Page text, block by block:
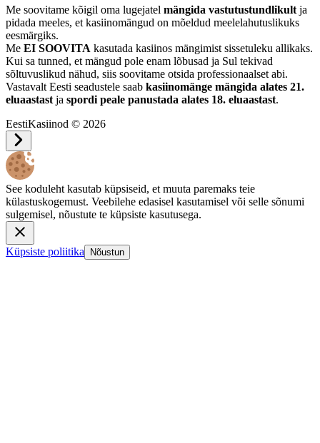
Me soovitame kõigil oma lugejatel mängida vastutustundlikult ja
pidada meeles, et kasiinomängud on mõeldud meelelahutuslikuks
eesmärgiks.
Me EI SOOVITA kasutada kasiinos mängimist sissetuleku allikaks.
Kui sa tunned, et mängud pole enam lõbusad ja Sul tekivad
sõltuvuslikud nähud, siis soovitame otsida professionaalset abi.
Vastavalt Eesti seadustele saab kasiinomänge mängida alates 21.
eluaastast ja spordi peale panustada alates 18. eluaastast.
EestiKasiinod © 2026
See koduleht kasutab küpsiseid, et muuta paremaks teie
külastuskogemust. Veebilehe edasisel kasutamisel või selle sõnumi
sulgemisel, nõustute te küpsiste kasutusega.
Küpsiste poliitika Nõustun